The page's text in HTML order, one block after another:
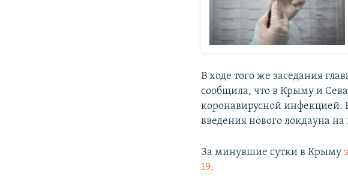
В ходе того же заседания
сообщила, что в Крыму и
коронавирусной инфекцией.
введения нового локдауна на
За минувшие сутки в Крыму
19.